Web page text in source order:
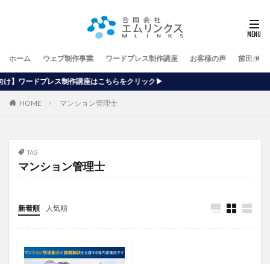
ホーム ウェブ制作事業 ワードプレス制作講座 お客様の声 前田が行
座はこちらをクリック▶
HOME マンション管理士
TAG
マンション管理士
新着順 人気順